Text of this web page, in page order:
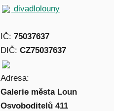
divadlolouny
IČ: 75037637
DIČ: CZ75037637
Adresa:
Galerie města Loun
Osvoboditelů 411